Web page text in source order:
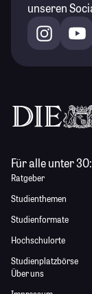
unseren
Für alle unter 30:
Ratgeber
Studienthemen
Studienformate
Hochschulorte
Studienplatzbörse
Über uns